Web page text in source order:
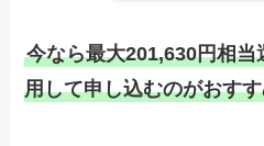
今なら最大201,630円相
用して申し込むのがおす